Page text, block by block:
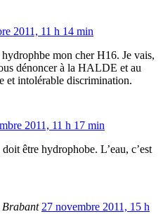
2011, 11 h 14 min
mon cher H16. Je vais,
dénoncer à la HALDE et au
et intolérable discrimination.
2011, 11 h 17 min
être hydrophobe. L’eau, c’est
27 novembre 2011, 15 h